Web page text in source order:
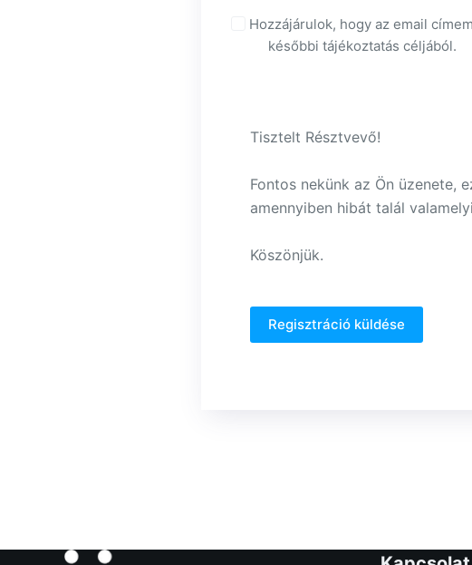
Hozzájárulok, hogy az email
későbbi tájékoztatás céljából.
Tisztelt Résztvevő!
Fontos nekünk az Ön üzenete,
amennyiben hibát talál
Köszönjük.
Regisztráció küldése